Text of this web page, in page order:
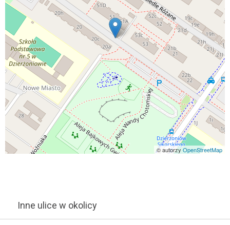
© autorzyOpenStreetMap
Inne ulice w okolicy